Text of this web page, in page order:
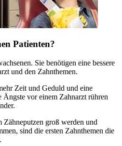
Patienten?
Sie benötigen eine bessere
und den Zahnthemen.
Zeit und Geduld und eine
vor einem Zahnarzt rühren
groß werden und
sind die ersten Zahnthemen die